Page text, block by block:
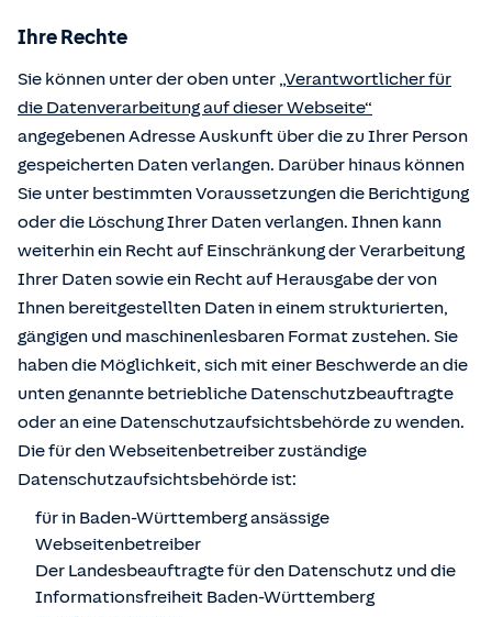
Ihre Rechte
Sie können unter der oben unter „Verantwortlicher für
die Datenverarbeitung auf dieser Webseite“
angegebenen Adresse Auskunft über die zu Ihrer Person
gespeicherten Daten verlangen. Darüber hinaus können
Sie unter bestimmten Voraussetzungen die Berichtigung
oder die Löschung Ihrer Daten verlangen. Ihnen kann
weiterhin ein Recht auf Einschränkung der Verarbeitung
Ihrer Daten sowie ein Recht auf Herausgabe der von
Ihnen bereitgestellten Daten in einem strukturierten,
gängigen und maschinenlesbaren Format zustehen. Sie
haben die Möglichkeit, sich mit einer Beschwerde an die
unten genannte betriebliche Datenschutzbeauftragte
oder an eine Datenschutzaufsichtsbehörde zu wenden.
Die für den Webseitenbetreiber zuständige
Datenschutzaufsichtsbehörde ist:
für in Baden-Württemberg ansässige
Webseitenbetreiber
Der Landesbeauftragte für den Datenschutz und die
Informationsfreiheit Baden-Württemberg